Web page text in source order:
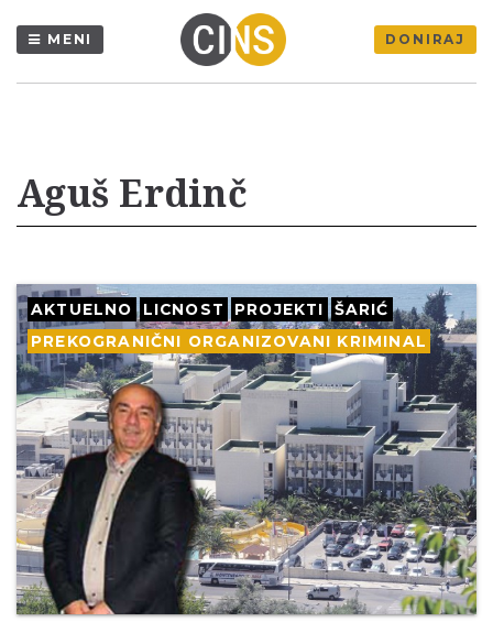
MENI DONIRAJ
Aguš Erdinč
AKTUELNO LICNOST PROJEKTI
ŠARIĆ
PREKOGRANIČNI ORGANIZOVANI KRIMINAL